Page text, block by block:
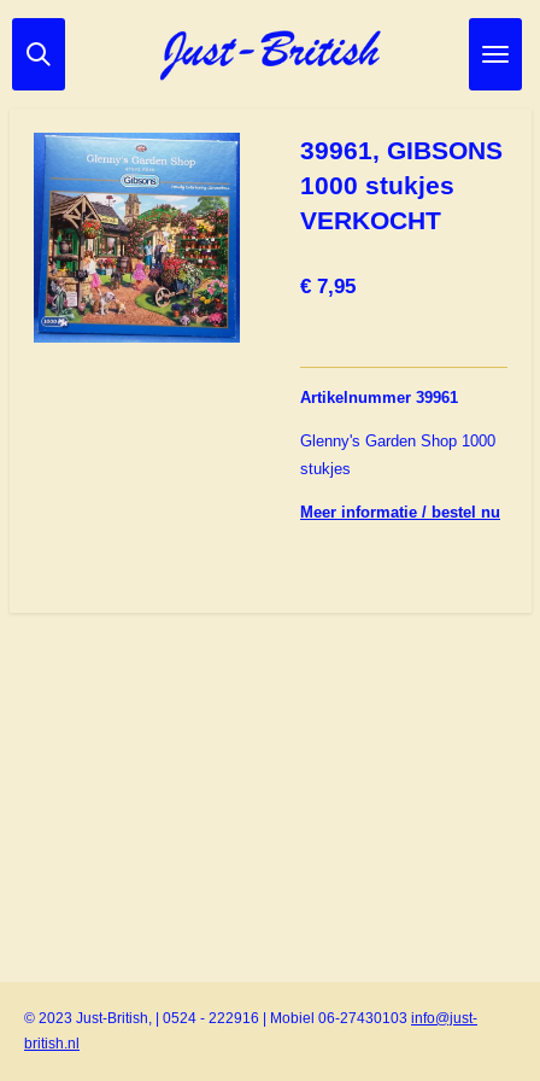
Ga
direct
hoofdinhoud
39961, GIBSONS
1000 stukjes
VERKOCHT
€ 7,95
Artikelnummer 39961
Glenny's Garden Shop 1000
stukjes
Meer informatie / bestel nu
© 2023 Just-British, | 0524 - 222916 | Mobiel 06-27430103 info@just-
british.nl